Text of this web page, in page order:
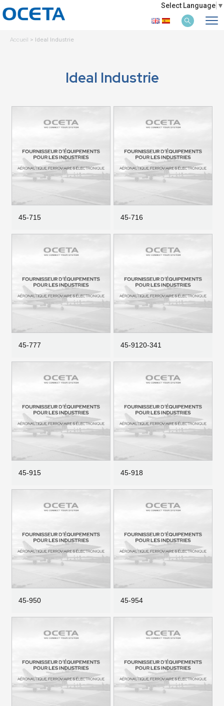
Select Language ▼
Accueil > Ideal Industrie
Ideal Industrie
45-715 45-716
45-777 45-9120-341
45-915 45-918
45-950 45-954